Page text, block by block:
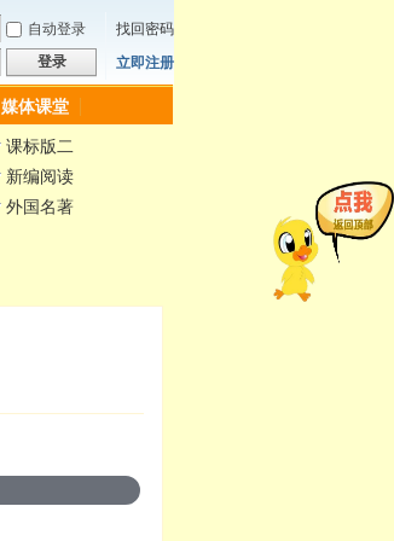
自动登录
找回密码
登录 立即注册
媒体课堂
课标版二
新编阅读
外国名著